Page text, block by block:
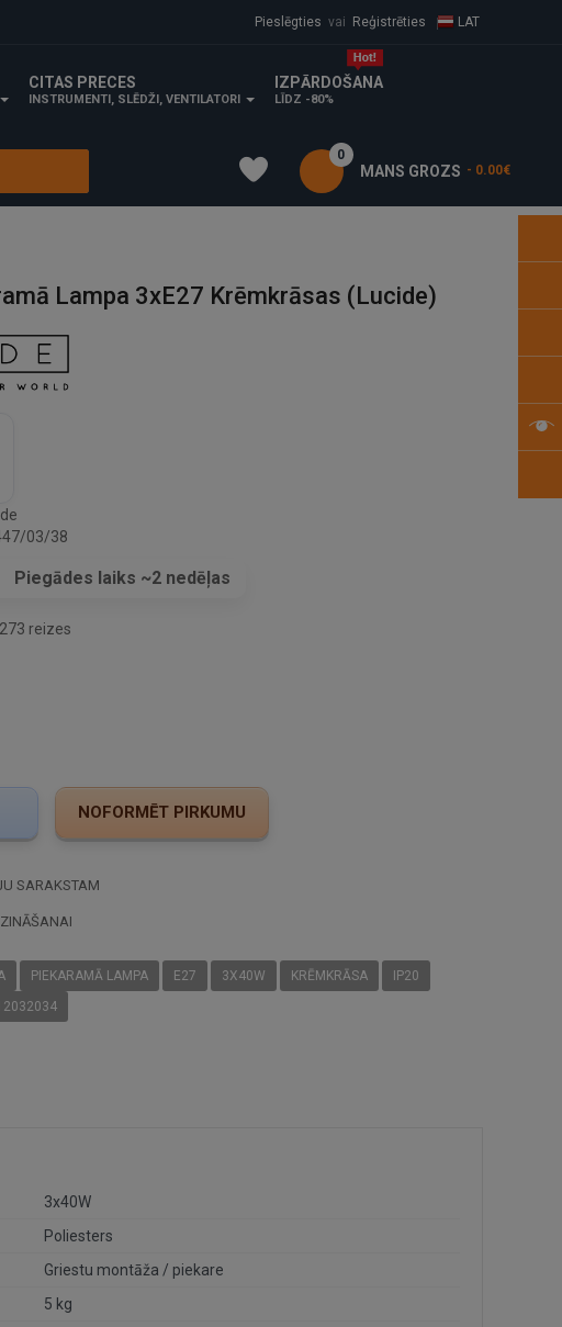
Pieslēgties vai Reģistrēties LAT
CITAS PRECES
INSTRUMENTI, SLĒDŽI, VENTILATORI
IZPĀRDOŠANA
LĪDZ -80%
MANS GROZS
0
- 0.00€
Lampa 3xE27 Krēmkrāsas (Lucide)
03/38
Piegādes laiks ~2 nedēļas
273 reizes
SARAKSTAM
PIEKARAMĀ LAMPA E27 3X40W KRĒMKRĀSA
IP20
3x40W
Poliesters
Griestu montāža / piekare
5 kg